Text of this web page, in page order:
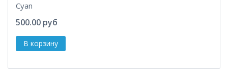
Cyan
500.00 руб